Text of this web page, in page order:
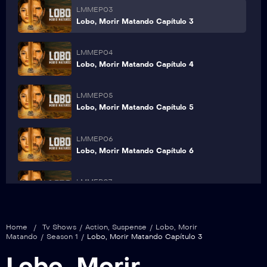
LMMEP03
Lobo, Morir Matando Capítulo 3
LMMEP04
Lobo, Morir Matando Capítulo 4
LMMEP05
Lobo, Morir Matando Capítulo 5
LMMEP06
Lobo, Morir Matando Capítulo 6
LMMEP07
LMMEP08
Lobo, Morir Matando Capítulo 8
Home / Tv Shows / Action, Suspense / Lobo, Morir
Matando / Season 1 / Lobo, Morir Matando Capítulo 3